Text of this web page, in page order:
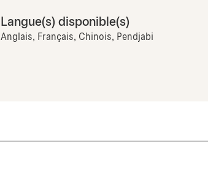
Langue(s) disponible(s)
Anglais, Français, Chinois, Pendjabi